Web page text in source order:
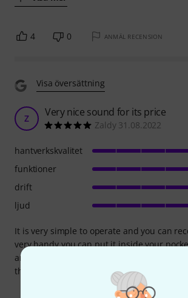
4 0 ANMÄL RECENSION
Visa översättning
Z Very nice sound for its price
Zaldy 31.08.2022
It is very simple to operate and you can
very handy you can put it inside your
anywhere to record. No need for additional
the cellphone can power up the interface.
hantverkskvalitet
funktioner
drift
ljud